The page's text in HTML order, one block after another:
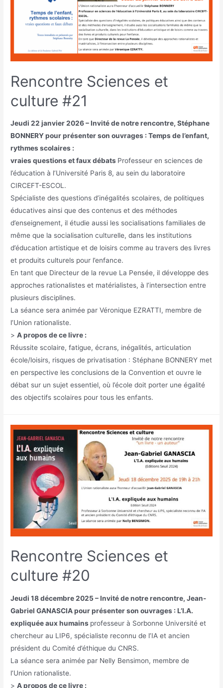
Rencontre Sciences et
culture #21
Jeudi 22 janvier 2026 – Invité de notre rencontre, Stéphane
BONNERY pour présenter son ouvrages : Temps de l’enfant,
rythmes scolaires :
vraies questions et faux débats Professeur en sciences de
l’éducation à l’Université Paris 8, au sein du laboratoire
CIRCEFT-ESCOL.
Spécialiste des questions d’inégalités scolaires, de politiques
éducatives ainsi que des contenus et des méthodes
d’enseignement, il étudie aussi les socialisations familiales de
même que la socialisation culturelle, dans les institutions
d’éducation artistique et de loisirs comme au travers des livres
et produits culturels pour l’enfance.
En tant que Directeur de la revue La Pensée, il développe des
approches rationalistes et matérialistes, à l’intersection entre
plusieurs disciplines.
La séance sera animée par Véronique EZRATTI, membre de
l’Union rationaliste.
>A propos de ce livre :
Réussite scolaire, fatigue, écrans, inégalités, articulation
école/loisirs, risques de privatisation : Stéphane BONNERY met
en perspective les conclusions de la Convention et ouvre le
débat sur un sujet essentiel, où l’école doit porter une égalité
des objectifs scolaires pour tous les enfants.
Rencontre Sciences et
culture #20
Jeudi 18 décembre 2025 – Invité de notre rencontre, Jean-
Gabriel GANASCIA pour présenter son ouvrages : L’I.A.
expliquée aux humains professeur à Sorbonne Université et
chercheur au LIP6, spécialiste reconnu de l’IA et ancien
président du Comité d’éthique du CNRS.
La séance sera animée par Nelly Bensimon, membre de
l’Union rationaliste.
>A propos de ce livre :